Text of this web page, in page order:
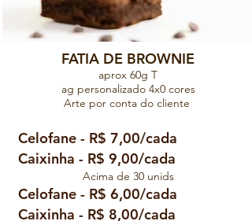
FATIA DE BROWNIE
aprox 60g T
ag personalizado 4x0 cores
Arte por conta do cliente
Celofane - R$ 7,00/cada
Caixinha - R$ 9,00/cada
Acima de 30 unids
Celofane - R$ 6,00/cada
Caixinha - R$ 8,00/cada